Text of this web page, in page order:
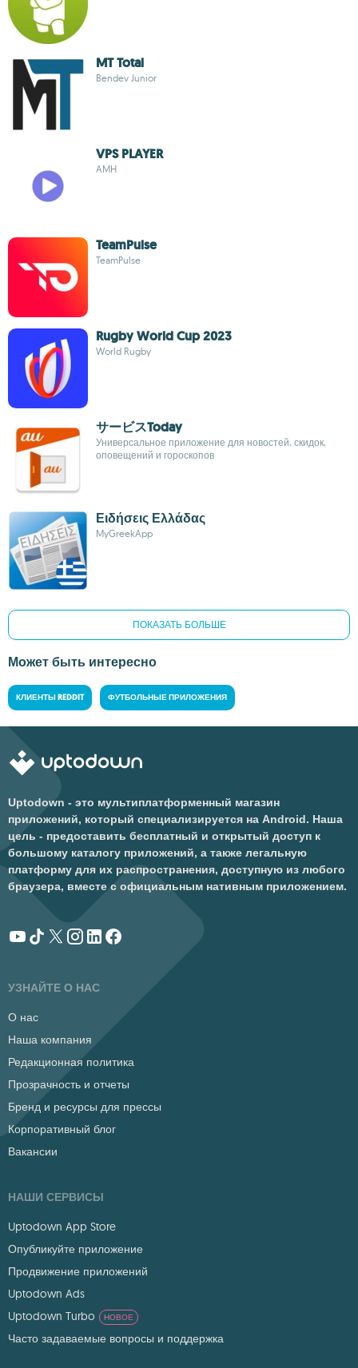
MT Total
Bendev Junior
VPS PLAYER
AMH
TeamPulse
TeamPulse
Rugby World Cup 2023
World Rugby
サービスToday
Универсальное приложение для новостей, скидок,
оповещений и гороскопов
Ειδήσεις Ελλάδας
MyGreekApp
ПОКАЗАТЬ БОЛЬШЕ
Может быть интересно
КЛИЕНТЫ REDDIT ФУТБОЛЬНЫЕ ПРИЛОЖЕНИЯ
Uptodown - это мультиплатформенный магазин
приложений, который специализируется на Android. Наша
цель - предоставить бесплатный и открытый доступ к
большому каталогу приложений, а также легальную
платформу для их распространения, доступную из любого
браузера, вместе с официальным нативным приложением.
УЗНАЙТЕ О НАС
О нас
Наша компания
Редакционная политика
Прозрачность и отчеты
Бренд и ресурсы для прессы
Корпоративный блог
Вакансии
НАШИ СЕРВИСЫ
Uptodown App Store
Опубликуйте приложение
Продвижение приложений
Uptodown Ads
Uptodown Turbo
НОВОЕ
Часто задаваемые вопросы и поддержка